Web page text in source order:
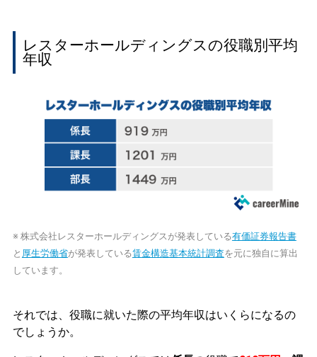
レスターホールディングスの役職別平均
年収
※ 株式会社レスターホールディングスが発表している有価証券報告書
と 厚生労働省が発表している賃金構造基本統計調査を元に独自に算出
しています。
それでは、役職に就いた際の平均年収はいくらになるの
でしょうか。